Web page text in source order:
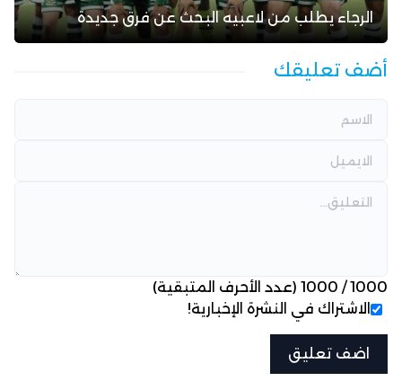
الرجاء يطلب من لاعبيه البحث عن فرق جديدة
أضف تعليقك
1000
/
1000 (عدد الأحرف المتبقية)
الاشتراك في النشرة الإخبارية!